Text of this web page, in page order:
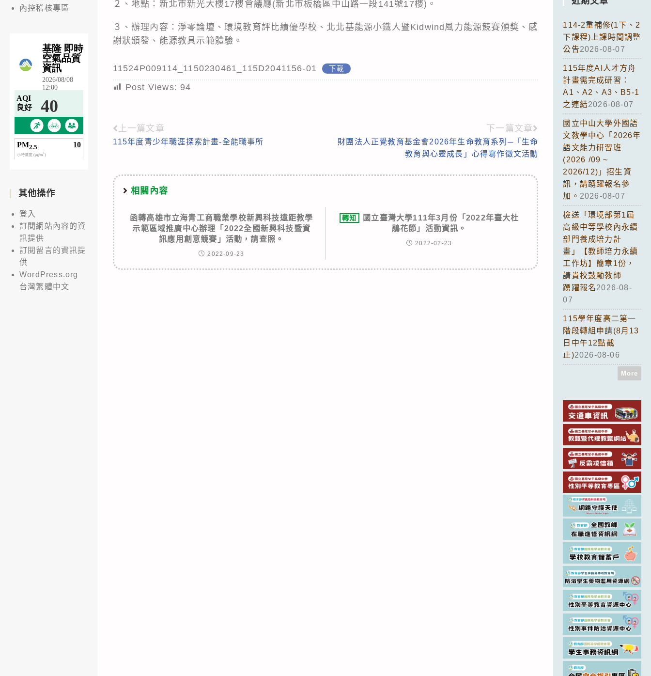
２、地點：新北市新光大樓17樓會議廳(新北市板橋區中山路一段141號17樓)。
３、辦理內容：淨零論壇、環境教育評比績優學校、北北基能源小鐵人暨Kidwind風力能源競賽頒奬、感
謝狀頒發、能源教具示範體驗。
11524P009114_1150230461_115D2041156-01 下載
Post Views: 94
Read
more
上一篇文章
115年度青少年職涯探索計畫-全能職事所
下一篇文章
財團法人正覺教育基金會2026年生命教育系列─「生命
教育與心靈成長」心得寫作徵文活動
相關內容
函轉高雄市立海青工商職業學校新興科技遠距教學
示範區域推廣中心辦理「2022全國新興科技暨資
訊應用創意競賽」活動，請查照。
2022-09-23
轉知
國立臺灣大學111年3月份「2022年臺大杜
鵑花節」活動資訊。
2022-02-23
內控稽核專區
其他操作
登入
訂閱網站內容的資
訊提供
訂閱留言的資訊提
供
WordPress.org
台灣繁體中文
114-2重補修(1下、2
下課程)上課時間調整
公告2026-08-07
115年度AI人才方舟
計畫需完成研習：
A1、A2、A3、B5-1
之連結2026-08-07
國立中山大學外國語
文教學中心「2026年
語文能力研習班
(2026 /09 ~
2026/12)」招生資
訊，請踴躍報名參
加。 2026-08-07
檢送「環境部第1屆
高級中等學校內永續
部門養成培力計
畫」【教師培力永續
工作坊】簡章1份，
請貴校鼓勵教師
踴躍報名2026-08-
07
115學年度高二第一
階段轉組申請(8月13
日中午12點截
止)2026-08-06
More